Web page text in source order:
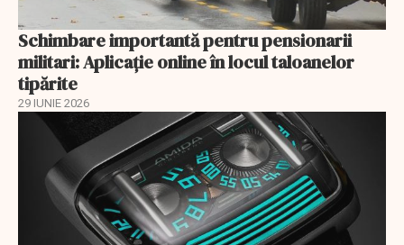
Schimbare importantă pentru pensionarii
militari: Aplicaţie online în locul taloanelor
tipărite
29 IUNIE 2026